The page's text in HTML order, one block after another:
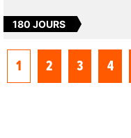
180 JOURS
1 2 3 4